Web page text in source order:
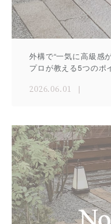
外構で“一気に高級感
プロが教える5つのポ
2026.06.01